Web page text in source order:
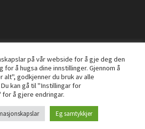
-Personvernerklæring-Informasjonskapslar
på vår webside for å gje deg den
å hugsa dine innstillinger. Gjennom å
alt", godkjenner du bruk av alle
kan gå til "Instillingar for
å gjere endringar.
Eg samtykkjer